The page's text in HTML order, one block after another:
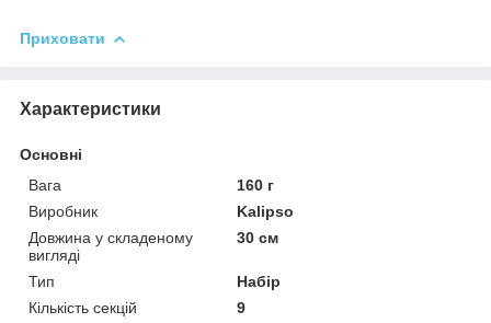
Приховати
Характеристики
Основні
Вага
160 г
Виробник
Kalipso
Довжина у складеному
вигляді
30 см
Тип
Набір
Кількість секцій
9